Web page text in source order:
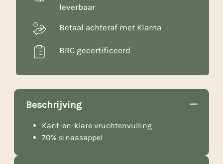
leverbaar
Betaal achteraf met Klarna
BRC gecertificeerd
Beschrijving
Kant-en-klare vruchtenvulling
70% sinaasappel